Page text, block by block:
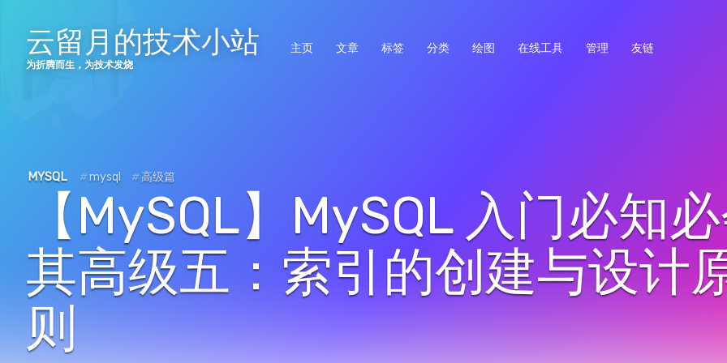
云留月的技术小站
为折腾而生，为技术发烧
主页 文章 标签 分类 绘图 在线工具 管理 友链
MYSQL #mysql #高级篇
【MySQL】MySQL 入门必知
其高级五：索引的创建与设计
则